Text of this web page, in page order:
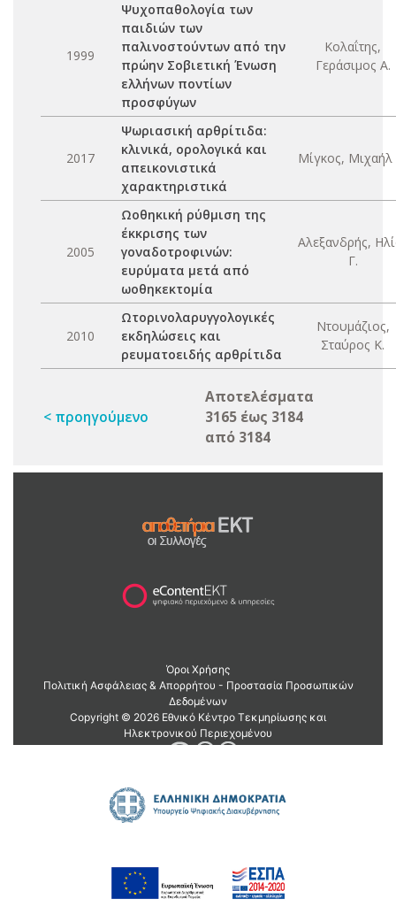
1999
Ψυχοπαθολογία των
παιδιών των
παλινοστούντων από την
πρώην Σοβιετική Ένωση
ελλήνων ποντίων
προσφύγων
Κολαΐτης,
Γεράσιμος Α.
2017
Ψωριασική αρθρίτιδα:
κλινικά, ορολογικά και
απεικονιστικά
χαρακτηριστικά
Μίγκος, Μιχαήλ
2005
Ωοθηκική ρύθμιση της
έκκρισης των
γοναδοτροφινών:
ευρύματα μετά από
ωοθηκεκτομία
Αλεξανδρής,
Γ.
2010
Ωτορινολαρυγγολογικές
εκδηλώσεις και
ρευματοειδής αρθρίτιδα
Ντουμάζιος,
Σταύρος Κ.
< προηγούμενο
Αποτελέσματα
3165 έως 3184
από 3184